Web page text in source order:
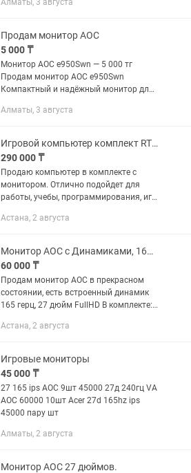
Алматы, 3 августа
Продам монитор AOC
5 000 ₸
Монитор AOC e950Swn — 5 000 тг
Продам монитор AOC e950Swn
Компактный и надёжный монитор для
Хороший вариант по доступной цене.
Чёткое...
Алматы, 3 августа
Игровой компьютер комплект RTX 2070, ryzen 5 3400g монитор 144гц
290 000 ₸
Продаю компьютер в комплекте с
монитором. Отлично подойдет для
работы, учебы, программирования, игр
ПК: Процессор: AMD Ryzen 5 3400g
Астана, 2 августа
Монитор АОС с Динамиками, 165 герц. 27 дюйм
60 000 ₸
Продам монитор AOC в прекрасном
состоянии, есть встроенный динамик
165 герц, 27 дюйм FullHD В комплекте:
Гарантия: 1 месяц Торг неуместен.
Астана, 2 августа
Игровые мониторы
45 000 ₸
27 165 ips AOC 9шт 45000 27д 240гц VA
AOC 60000 10шт Acer 27d 165hz ips
45000 пару шт
Алматы, 2 августа
Монитор AOC 27 дюймов.